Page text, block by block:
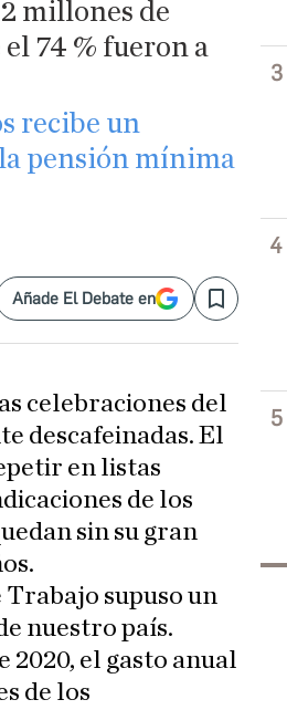
millones de
74 % fueron a
recibe un
pensión mínima
Añade El Debate en Save
celebraciones del
descafeinadas. El
en listas
de los
sin su gran
supuso un
nuestro país.
2020, el gasto anual
de los